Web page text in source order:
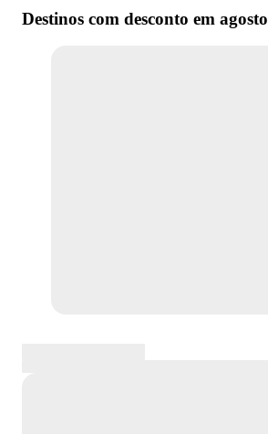
Destinos com desconto em agosto